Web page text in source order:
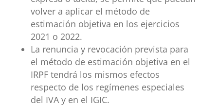
volver a aplicar el método de
estimación objetiva en los ejercicios
2021 o 2022.
La renuncia y revocación prevista para
el método de estimación objetiva en el
IRPF tendrá los mismos efectos
respecto de los regímenes especiales
del IVA y en el IGIC.